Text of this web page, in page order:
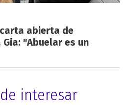
abierta de
"Abuelar es un
interesar